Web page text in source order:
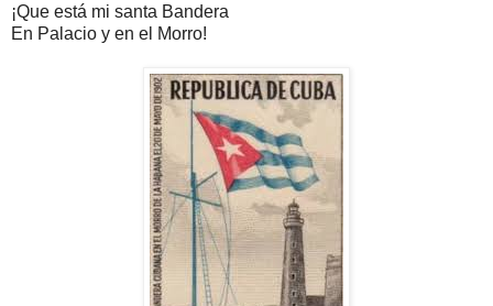
¡Que está mi santa Bandera
En Palacio y en el Morro!